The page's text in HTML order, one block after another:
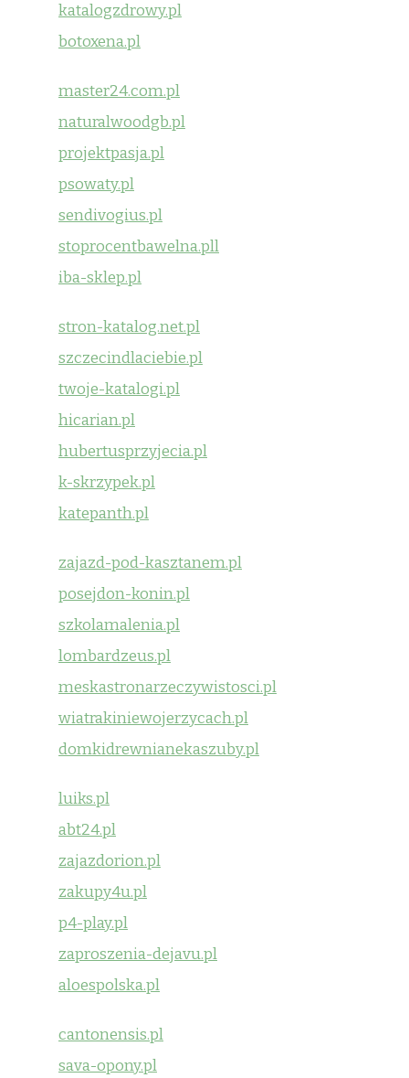
katalogzdrowy.pl
botoxena.pl
master24.com.pl
naturalwoodgb.pl
projektpasja.pl
psowaty.pl
sendivogius.pl
stoprocentbawelna.pll
iba-sklep.pl
stron-katalog.net.pl
szczecindlaciebie.pl
twoje-katalogi.pl
hicarian.pl
hubertusprzyjecia.pl
k-skrzypek.pl
katepanth.pl
zajazd-pod-kasztanem.pl
posejdon-konin.pl
szkolamalenia.pl
lombardzeus.pl
meskastronarzeczywistosci.pl
wiatrakiniewojerzycach.pl
domkidrewnianekaszuby.pl
luiks.pl
abt24.pl
zajazdorion.pl
zakupy4u.pl
p4-play.pl
zaproszenia-dejavu.pl
aloespolska.pl
cantonensis.pl
sava-opony.pl